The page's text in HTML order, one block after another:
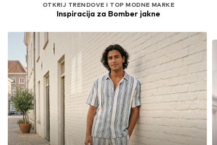
OTKRIJ TRENDOVE I TOP MODNE MARKE
Inspiracija za Bomber jakne